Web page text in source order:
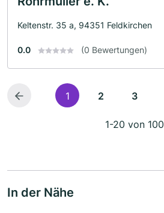
Keltenstr. 35 a, 94351 Feldkirchen
0.0 (0 Bewertungen)
1 2 3
1-20 von 100
In der Nähe